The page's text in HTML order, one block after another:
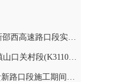
关于邵坪高速L5连接线新邵西高速路口段实施交通管制的公告
关于G207线新邵县坪上镇山口关村段(K3110+900～K3112+400)公路边坡地质灾害防治工程交通管制的公告
关于蔡锷路财兴路口至贵新路口段施工期间交通管制的通知